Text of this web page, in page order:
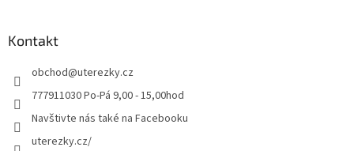
Kontakt
obchod@uterezky.cz
777911030 Po-Pá 9,00 - 15,00hod
Navštivte nás také na Facebooku
uterezky.cz/